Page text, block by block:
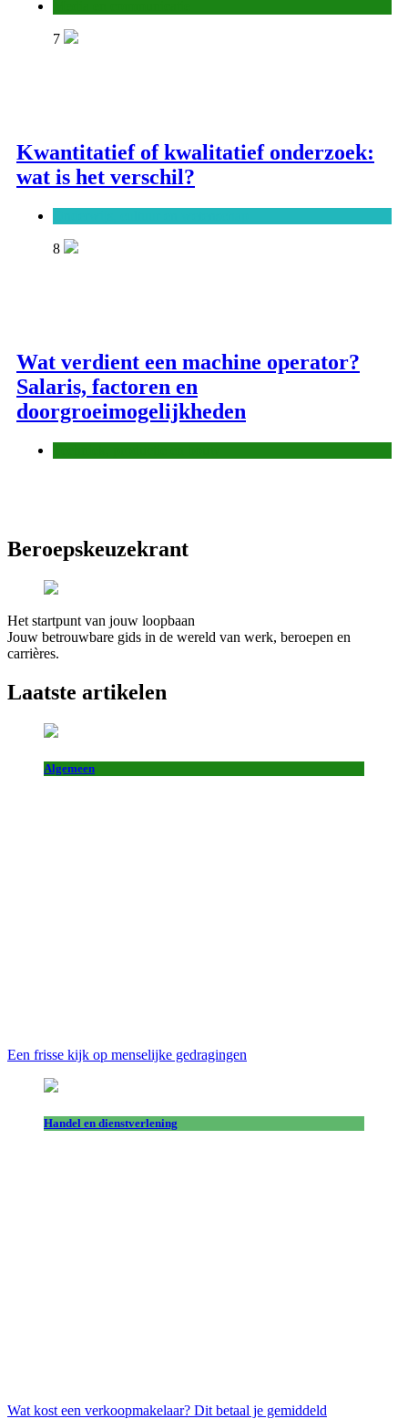
7
Kwantitatief of kwalitatief onderzoek:
wat is het verschil?
8
Wat verdient een machine operator?
Salaris, factoren en
doorgroeimogelijkheden
Beroepskeuzekrant
Het startpunt van jouw loopbaan
Jouw betrouwbare gids in de wereld van werk, beroepen en
carrières.
Laatste artikelen
Algemeen
Een frisse kijk op menselijke gedragingen
Handel en dienstverlening
Wat kost een verkoopmakelaar? Dit betaal je gemiddeld